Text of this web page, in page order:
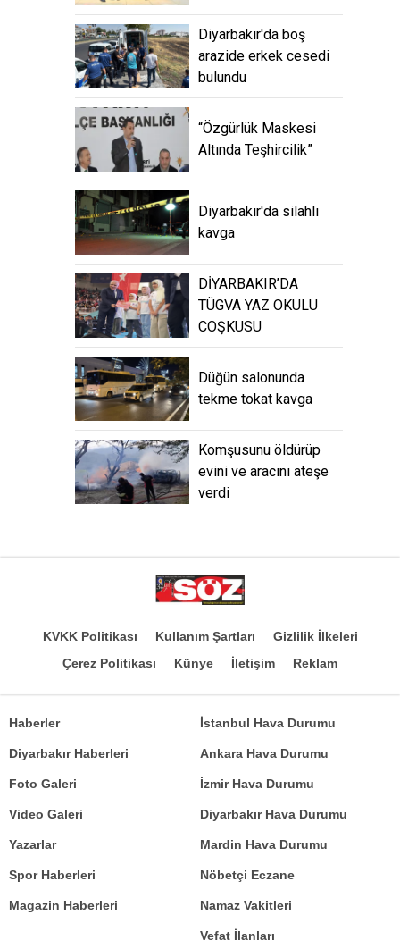
Diyarbakır'da boş
arazide erkek cesedi
bulundu
“Özgürlük Maskesi
Altında Teşhircilik”
Diyarbakır'da silahlı
kavga
DİYARBAKIR’DA
TÜGVA YAZ OKULU
COŞKUSU
Düğün salonunda
tekme tokat kavga
Komşusunu öldürüp
evini ve aracını ateşe
verdi
KVKK Politikası Kullanım Şartları
Gizlilik İlkeleri
Çerez Politikası
Künye İletişim Reklam
Haberler
Diyarbakır Haberleri
Foto Galeri
Video Galeri
Yazarlar
İstanbul Hava Durumu
Ankara Hava Durumu
İzmir Hava Durumu
Diyarbakır Hava Durumu
Mardin Hava Durumu
Spor Haberleri
Magazin Haberleri
Nöbetçi Eczane
Namaz Vakitleri
Vefat İlanları